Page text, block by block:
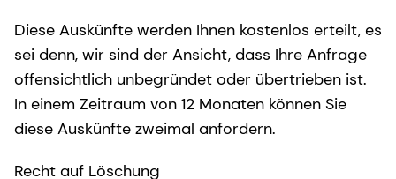
Diese Auskünfte werden Ihnen kostenlos erteilt, es
sei denn, wir sind der Ansicht, dass Ihre Anfrage
offensichtlich unbegründet oder übertrieben ist.
In einem Zeitraum von 12 Monaten können Sie
diese Auskünfte zweimal anfordern.
Recht auf Löschung